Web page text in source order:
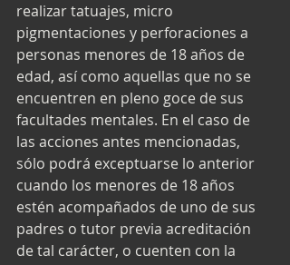
realizar tatuajes, micro
pigmentaciones y perforaciones a
personas menores de 18 años de
edad, así como aquellas que no se
encuentren en pleno goce de sus
facultades mentales. En el caso de
las acciones antes mencionadas,
sólo podrá exceptuarse lo anterior
cuando los menores de 18 años
estén acompañados de uno de sus
padres o tutor previa acreditación
de tal carácter, o cuenten con la